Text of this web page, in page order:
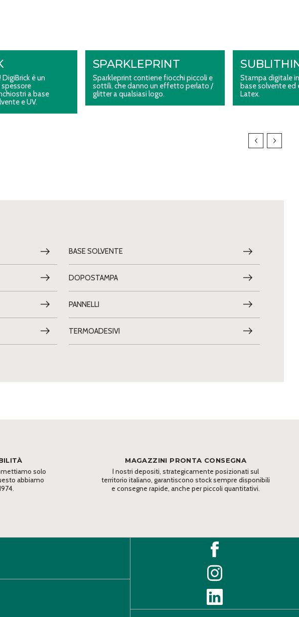
è un
a base
e UV.
SPARKLEPRINT
Sparkleprint contiene fiocchi piccoli e
sottili, che danno un effetto perlato /
glitter a qualsiasi logo.
Stampa digitale
base solvente ed
Latex.
BASE SOLVENTE
DOPOSTAMPA
PANNELLI
TERMOADESIVI
solo
abbiamo
MAGAZZINI PRONTA CONSEGNA
I nostri depositi, strategicamente posizionati sul
territorio italiano, garantiscono stock sempre disponibili
e consegne rapide, anche per piccoli quantitativi.